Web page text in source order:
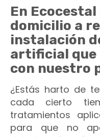
En
domicilio a
instalación
artificial que
con nuestro
¿Estás harto de
cada cierto
tratamientos
para que no